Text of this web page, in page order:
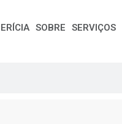
SOBRE SERVIÇOS